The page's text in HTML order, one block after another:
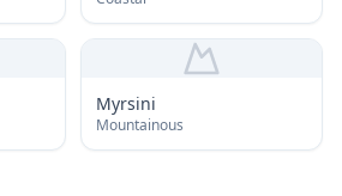
Myrsini
Mountainous